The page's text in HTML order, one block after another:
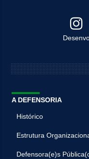
A DEFENSORIA
Histórico
Estrutura
Defensora(e)s